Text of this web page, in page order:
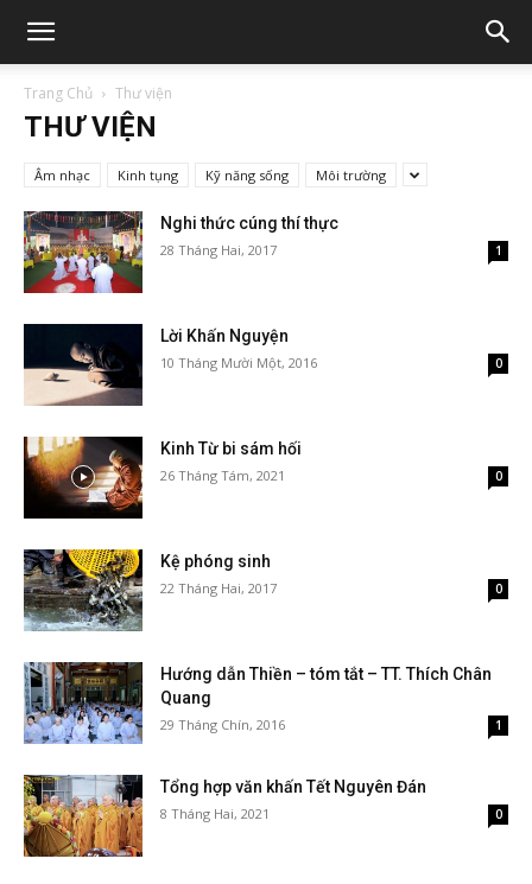
Trang Chủ Thư viện
THƯ VIỆN
Âm nhạc Kinh tụng Kỹ năng sống Môi trường
Nghi thức cúng thí thực
28 Tháng Hai, 2017 1
Lời Khấn Nguyện
10 Tháng Mười Một, 2016 0
Kinh Từ bi sám hối
26 Tháng Tám, 2021 0
Kệ phóng sinh
22 Tháng Hai, 2017 0
Hướng dẫn Thiền – tóm tắt – TT. Thích Chân
Quang
29 Tháng Chín, 2016 1
Tổng hợp văn khấn Tết Nguyên Đán
8 Tháng Hai, 2021 0